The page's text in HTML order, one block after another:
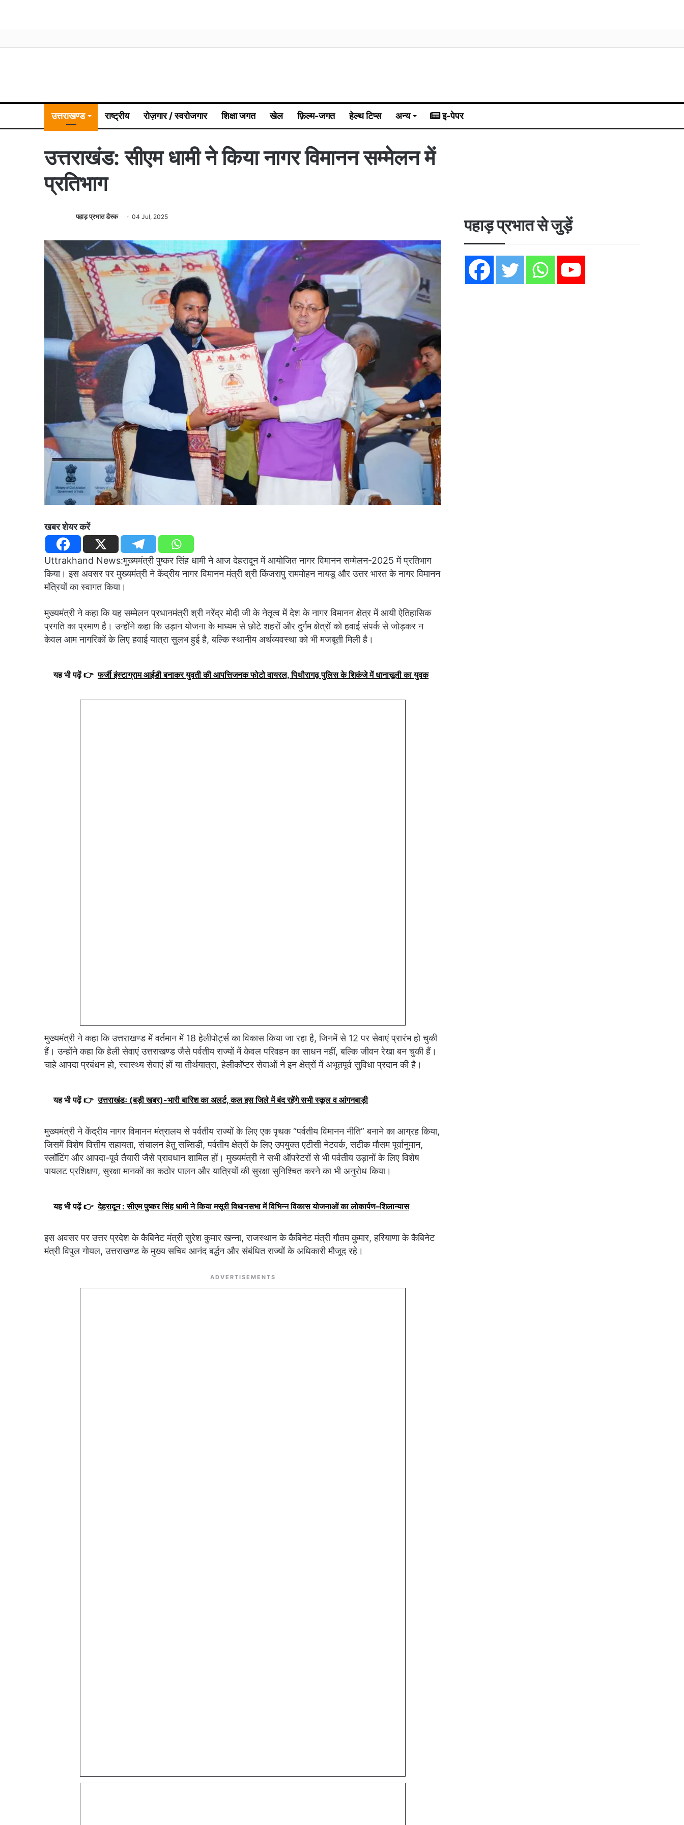
उत्तराखण्ड राष्ट्रीय रोज़गार / स्वरोजगार शिक्षा जगत खेल फ़िल्म-जगत हेल्थ टिप्स अन्य इ-पेपर
उत्तराखंड: सीएम धामी ने किया नागर विमानन सम्मेलन में
प्रतिभाग
पहाड़ प्रभात डैस्क 04 Jul, 2025
खबर शेयर करें
Uttrakhand News:मुख्यमंत्री पुष्कर सिंह धामी ने आज देहरादून में आयोजित नागर विमानन सम्मेलन-2025 में प्रतिभाग
किया। इस अवसर पर मुख्यमंत्री ने केंद्रीय नागर विमानन मंत्री श्री किंजरापु राममोहन नायडू और उत्तर भारत के नागर विमानन
मंत्रियों का स्वागत किया।
मुख्यमंत्री ने कहा कि यह सम्मेलन प्रधानमंत्री श्री नरेंद्र मोदी जी के नेतृत्व में देश के नागर विमानन क्षेत्र में आयी ऐतिहासिक
प्रगति का प्रमाण है। उन्होंने कहा कि उड़ान योजना के माध्यम से छोटे शहरों और दुर्गम क्षेत्रों को हवाई संपर्क से जोड़कर न
केवल आम नागरिकों के लिए हवाई यात्रा सुलभ हुई है, बल्कि स्थानीय अर्थव्यवस्था को भी मजबूती मिली है।
यह भी पढ़ें 👉 फर्जी इंस्टाग्राम आईडी बनाकर युवती की आपत्तिजनक फोटो वायरल, पिथौरागढ़ पुलिस के शिकंजे में धानाचूली का युवक
मुख्यमंत्री ने कहा कि उत्तराखण्ड में वर्तमान में 18 हेलीपोर्ट्स का विकास किया जा रहा है, जिनमें से 12 पर सेवाएं प्रारंभ हो चुकी
हैं। उन्होंने कहा कि हेली सेवाएं उत्तराखण्ड जैसे पर्वतीय राज्यों में केवल परिवहन का साधन नहीं, बल्कि जीवन रेखा बन चुकी हैं।
चाहे आपदा प्रबंधन हो, स्वास्थ्य सेवाएं हों या तीर्थयात्रा, हेलीकॉप्टर सेवाओं ने इन क्षेत्रों में अभूतपूर्व सुविधा प्रदान की है।
यह भी पढ़ें 👉 उत्तराखंडः (बड़ी खबर)-भारी बारिश का अलर्ट, कल इस जिले में बंद रहेंगे सभी स्कूल व आंगनबाड़ी
मुख्यमंत्री ने केंद्रीय नागर विमानन मंत्रालय से पर्वतीय राज्यों के लिए एक पृथक “पर्वतीय विमानन नीति” बनाने का आग्रह किया,
जिसमें विशेष वित्तीय सहायता, संचालन हेतु सब्सिडी, पर्वतीय क्षेत्रों के लिए उपयुक्त एटीसी नेटवर्क, सटीक मौसम पूर्वानुमान,
स्लॉटिंग और आपदा-पूर्व तैयारी जैसे प्रावधान शामिल हों। मुख्यमंत्री ने सभी ऑपरेटरों से भी पर्वतीय उड़ानों के लिए विशेष
पायलट प्रशिक्षण, सुरक्षा मानकों का कठोर पालन और यात्रियों की सुरक्षा सुनिश्चित करने का भी अनुरोध किया।
यह भी पढ़ें 👉 देहरादून : सीएम पुष्कर सिंह धामी ने किया मसूरी विधानसभा में विभिन्न विकास योजनाओं का लोकार्पण–शिलान्यास
इस अवसर पर उत्तर प्रदेश के कैबिनेट मंत्री सुरेश कुमार खन्ना, राजस्थान के कैबिनेट मंत्री गौतम कुमार, हरियाणा के कैबिनेट
मंत्री विपुल गोयल, उत्तराखण्ड के मुख्य सचिव आनंद बर्द्धन और संबंधित राज्यों के अधिकारी मौजूद रहे।
ADVERTISEMENTS
पहाड़ प्रभात से जुड़ें